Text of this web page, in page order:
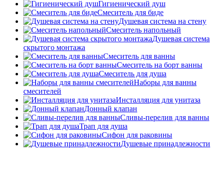
Гигиенический душ
Смеситель для биде
Душевая система на стену
Смеситель напольный
Душевая система
скрытого монтажа
Смеситель для ванны
Смеситель на борт ванны
Смеситель для душа
Наборы для ванны
смесителей
Инсталляция для унитаза
Донный клапан
Cливы-перелив для ванны
Трап для душа
Сифон для раковины
Душевые принадлежности